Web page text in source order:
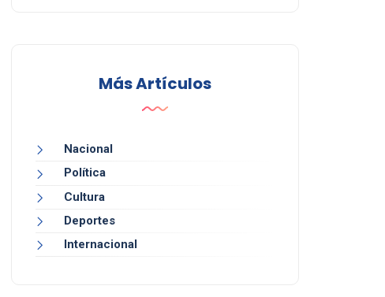
Más Artículos
Nacional
Política
Cultura
Deportes
Internacional